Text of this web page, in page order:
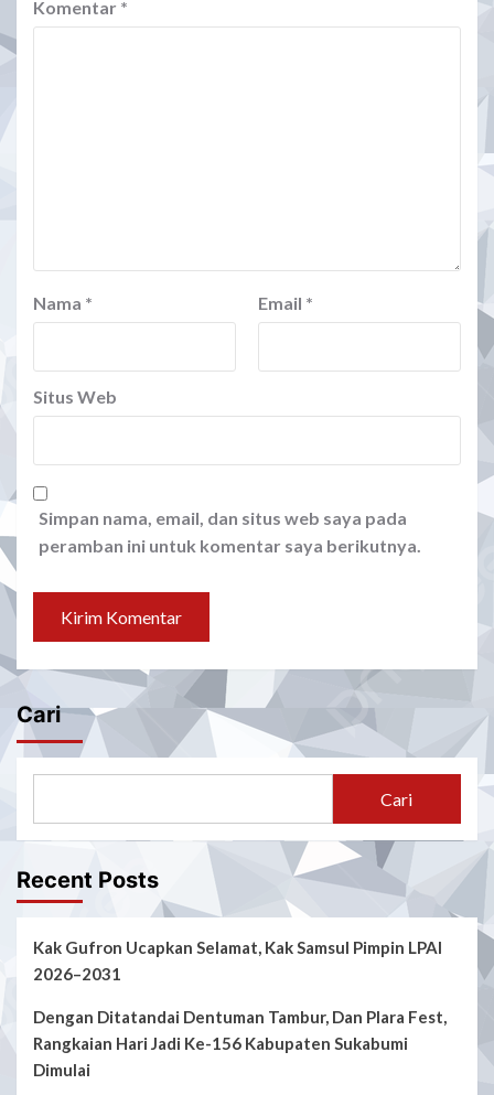
Komentar *
Nama * Email *
Situs Web
Simpan nama, email, dan situs web saya pada
peramban ini untuk komentar saya berikutnya.
Cari
Cari
Recent Posts
Kak Gufron Ucapkan Selamat, Kak Samsul Pimpin LPAI
2026–2031
Dengan Ditatandai Dentuman Tambur, Dan Plara Fest,
Rangkaian Hari Jadi Ke-156 Kabupaten Sukabumi
Dimulai